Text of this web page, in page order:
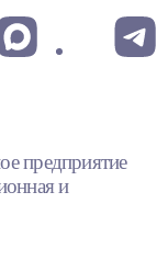
предприятие
и